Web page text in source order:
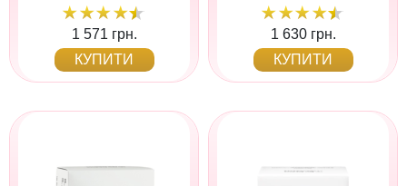
1 571 грн.
КУПИТИ
1 630 грн.
КУПИТИ